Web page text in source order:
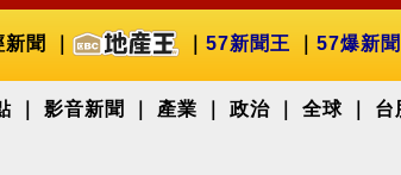
新聞 57新聞王 57爆新聞
影音新聞 產業 政治 全球 台